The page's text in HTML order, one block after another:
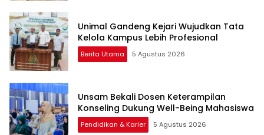
Unimal Gandeng Kejari Wujudkan Tata
Kelola Kampus Lebih Profesional
Berita Utama 5 Agustus 2026
Unsam Bekali Dosen Keterampilan
Konseling Dukung Well-Being Mahasiswa
Pendidikan & Karier 5 Agustus 2026